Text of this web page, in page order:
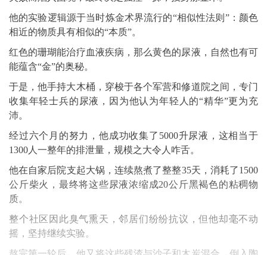
他的实验逻辑源于当时炼金术界流行的“相似性法则”：颜色
相近的物质具有相似的“本质”。
红色的珊瑚能治疗血液疾病，那么黄色的尿液，自然也有可
能蕴含“金”的奥秘。
于是，他手持大木桶，穿梭于各个军营和修道院之间，专门
收集年轻士兵的尿液，因为他认为年轻人的“精华”更为充
沛。
经过六个月的努力，他成功收集了5000升尿液，这相当于
1300人一整年的排泄量，规模之大令人咋舌。
他在自家后院支起大锅，连续熬煮了整整35天，消耗了1500
公斤柴火，最终将这些尿液浓缩成20公斤黑褐色的粘稠物
质。
整个社区因此臭气熏天，邻居们纷纷抗议，但他却毫不动
摇，坚持继续实验。